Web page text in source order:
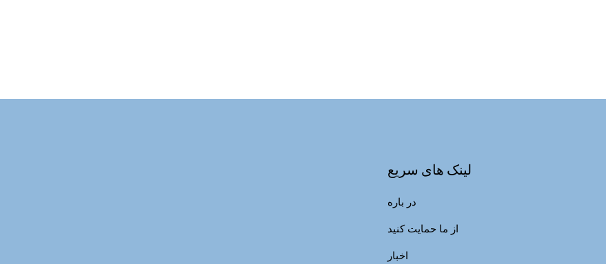
لینک های سریع
در باره
از ما حمایت کنید
اخبار